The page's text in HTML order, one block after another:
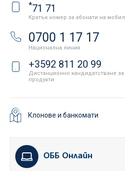
*71 71
Кратък номер за абонати на
0700 1 17 17
Национална линия
+3592 811 20 99
Дистанционно кандидатстване
продукти
Клонове и банкомати
ОББ Онлайн